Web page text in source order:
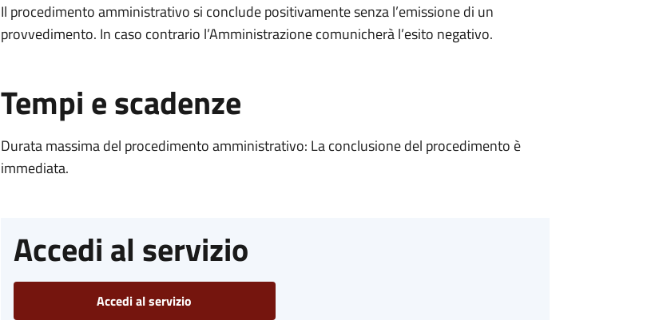
Il procedimento amministrativo si conclude positivamente senza l’emissione di un
provvedimento. In caso contrario l’Amministrazione comunicherà l’esito negativo.
Tempi e scadenze
Durata massima del procedimento amministrativo: La conclusione del procedimento è
immediata.
Accedi al servizio
Accedi al servizio